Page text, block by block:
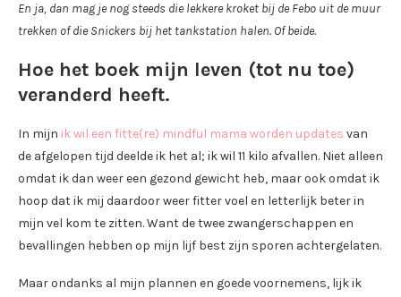
En ja, dan mag je nog steeds die lekkere kroket bij de Febo uit de muur
trekken of die Snickers bij het tankstation halen. Of beide.
Hoe het boek mijn leven (tot nu toe)
veranderd heeft.
In mijn ik wil een fitte(re) mindful mama worden updates van
de afgelopen tijd deelde ik het al; ik wil 11 kilo afvallen. Niet alleen
omdat ik dan weer een gezond gewicht heb, maar ook omdat ik
hoop dat ik mij daardoor weer fitter voel en letterlijk beter in
mijn vel kom te zitten. Want de twee zwangerschappen en
bevallingen hebben op mijn lijf best zijn sporen achtergelaten.
Maar ondanks al mijn plannen en goede voornemens, lijk ik